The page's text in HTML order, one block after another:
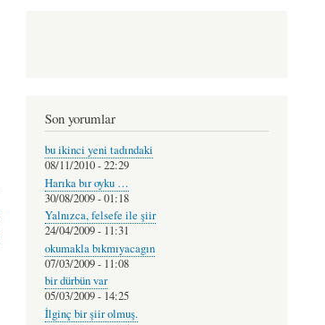
Son yorumlar
bu ikinci yeni tadındaki
08/11/2010 - 22:29
Harıka bır oyku …
30/08/2009 - 01:18
Yalnızca, felsefe ile şiir
24/04/2009 - 11:31
okumakla bıkmıyacagın
07/03/2009 - 11:08
bir dürbün var
05/03/2009 - 14:25
İlginç bir şiir olmuş.